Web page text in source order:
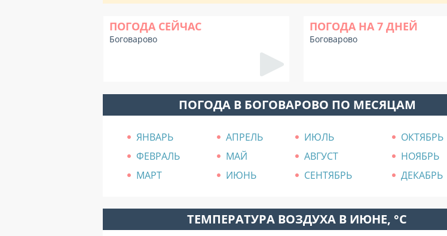
ПОГОДА СЕЙЧАС
Боговарово
ПОГОДА НА 7 ДНЕЙ
Боговарово
ПОГОДА В БОГОВАРОВО ПО МЕСЯЦАМ
ЯНВАРЬ АПРЕЛЬ ИЮЛЬ
ОКТЯБРЬ
ФЕВРАЛЬ
МАЙ АВГУСТ
НОЯБРЬ
МАРТ
ИЮНЬ СЕНТЯБРЬ ДЕКАБРЬ
ТЕМПЕРАТУРА ВОЗДУХА В ИЮНЕ, °C